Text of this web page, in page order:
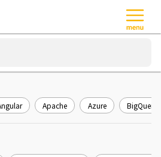
Apache Azure BigQuery